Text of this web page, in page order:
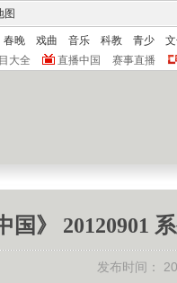
图
春晚 戏曲 音乐 科教 青少
大全 直播中国 赛事直播
国》
发布时间：